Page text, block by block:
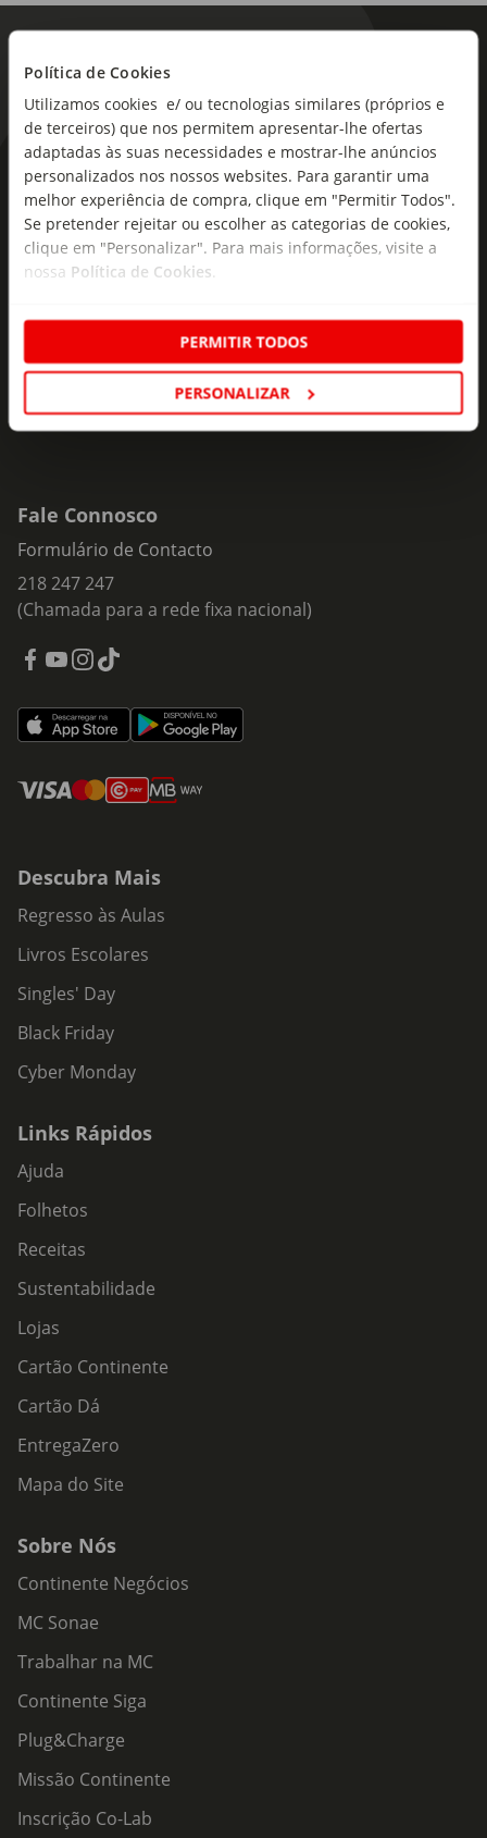
Política de Cookies
Utilizamos cookies e/ ou tecnologias similares (próprios e
de terceiros) que nos permitem apresentar-lhe ofertas
adaptadas às suas necessidades e mostrar-lhe anúncios
personalizados nos nossos websites. Para garantir uma
melhor experiência de compra, clique em "Permitir Todos".
Se pretender rejeitar ou escolher as categorias de cookies,
clique em "Personalizar". Para mais informações, visite a
nossa Política de Cookies.
PERMITIR TODOS
PERSONALIZAR
As novidades mais frescas no
seu e-mail!
Subscreva e descubra campanhas exclusivas,
ofertas e novidades para si.
Insira o seu e-
Fale Connosco
Formulário de Contacto
218 247 247
(Chamada para a rede fixa nacional)
Descubra Mais
Regresso às Aulas
Livros Escolares
Singles' Day
Black Friday
Cyber Monday
Links Rápidos
Ajuda
Folhetos
Receitas
Sustentabilidade
Lojas
Cartão Continente
Cartão Dá
EntregaZero
Mapa do Site
Sobre Nós
Continente Negócios
MC Sonae
Trabalhar na MC
Continente Siga
Plug&Charge
Missão Continente
Inscrição Co-Lab